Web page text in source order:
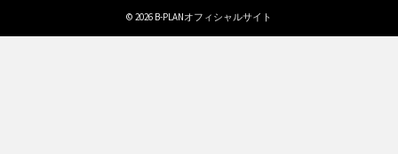
© 2026 B-PLANオフィシャルサイト